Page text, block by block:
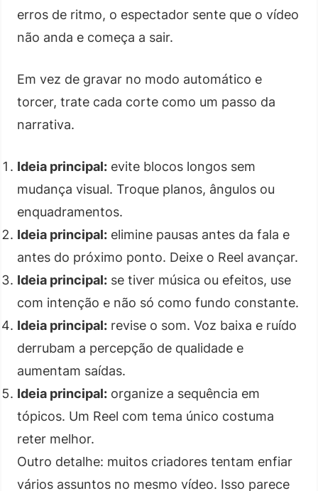
erros de ritmo, o espectador sente que o vídeo
não anda e começa a sair.
Em vez de gravar no modo automático e
torcer, trate cada corte como um passo da
narrativa.
Ideia principal: evite blocos longos sem
mudança visual. Troque planos, ângulos ou
enquadramentos.
Ideia principal: elimine pausas antes da fala e
antes do próximo ponto. Deixe o Reel avançar.
Ideia principal: se tiver música ou efeitos, use
com intenção e não só como fundo constante.
Ideia principal: revise o som. Voz baixa e ruído
derrubam a percepção de qualidade e
aumentam saídas.
Ideia principal: organize a sequência em
tópicos. Um Reel com tema único costuma
reter melhor.
Outro detalhe: muitos criadores tentam enfiar
vários assuntos no mesmo vídeo. Isso parece